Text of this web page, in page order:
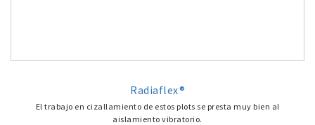
Radiaflex®
El trabajo en cizallamiento de estos plots se presta muy bien al
aislamiento vibratorio.